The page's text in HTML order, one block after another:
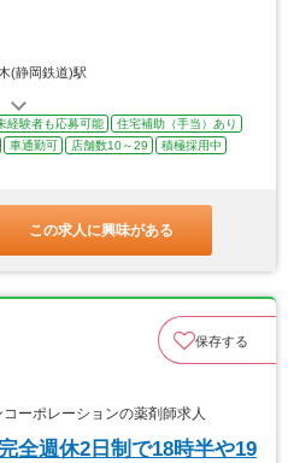
(静岡鉄道)駅
経験者も応募可能
住宅補助（手当）あり
車通勤可 店舗数10～29
積極採用中
この求人に興味がある
保存する
ーポレーションの薬剤師求人
全週休2日制で18時半や19